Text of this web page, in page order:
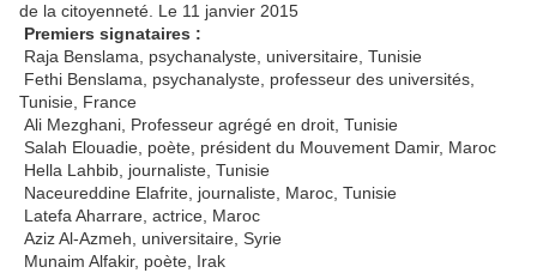
de la citoyenneté. Le 11 janvier 2015
Premiers signataires :
Raja Benslama, psychanalyste, universitaire, Tunisie
Fethi Benslama, psychanalyste, professeur des universités,
Tunisie, France
Ali Mezghani, Professeur agrégé en droit, Tunisie
Salah Elouadie, poète, président du Mouvement Damir, Maroc
Hella Lahbib, journaliste, Tunisie
Naceureddine Elafrite, journaliste, Maroc, Tunisie
Latefa Aharrare, actrice, Maroc
Aziz Al-Azmeh, universitaire, Syrie
Munaim Alfakir, poète, Irak